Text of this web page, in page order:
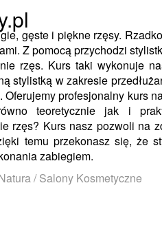
gęste i piękne rzęsy.
Z pomocą przychodzi
rzęs. Kurs taki wykonuje
stylistką w zakresie
profesjonalny kurs
teoretycznie jak i
rzęs? Kurs nasz pozwoli na
temu przekonasz się, że
zabiegiem.
/ Salony Kosmetyczne